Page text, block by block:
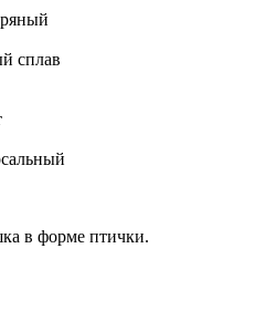
сплав
в форме птички.